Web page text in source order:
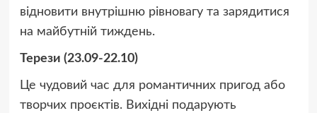
відновити внутрішню рівновагу та зарядитися
на майбутній тиждень.
Терези (23.09-22.10)
Це чудовий час для романтичних пригод або
творчих проєктів. Вихідні подарують